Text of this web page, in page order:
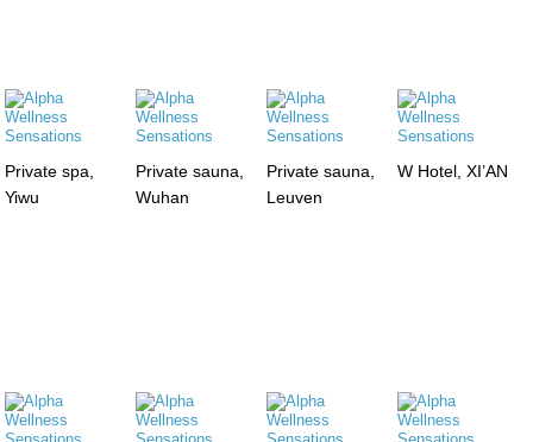
Private spa,
Yiwu
Private sauna,
Wuhan
Private sauna,
Leuven
W Hotel, XI’AN